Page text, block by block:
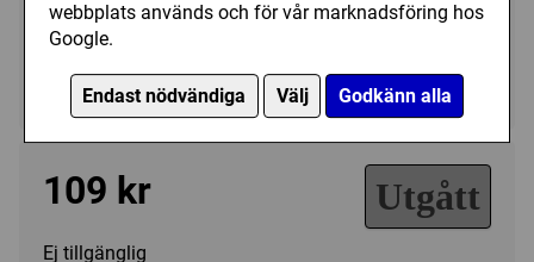
webbplats används och för vår marknadsföring hos
Google.
Endast nödvändiga Välj Godkänn alla
Kategori(er):
Tecknat/Disney
109 kr Utgått
Ej tillgänglig